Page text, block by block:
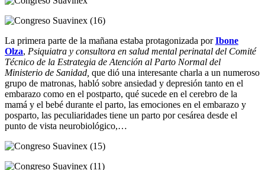
La primera parte de la mañana estaba protagonizada porIbone
Olza, Psiquiatra y consultora en salud mental perinatal del Comité
Técnico de la Estrategia de Atención al Parto Normal del
Ministerio de Sanidad, que dió una interesante charla a un numeroso
grupo de matronas, habló sobre ansiedad y depresión tanto en el
embarazo como en el postparto, qué sucede en el cerebro de la
mamá y el bebé durante el parto, las emociones en el embarazo y
posparto, las peculiaridades tiene un parto por cesárea desde el
punto de vista neurobiológico,…